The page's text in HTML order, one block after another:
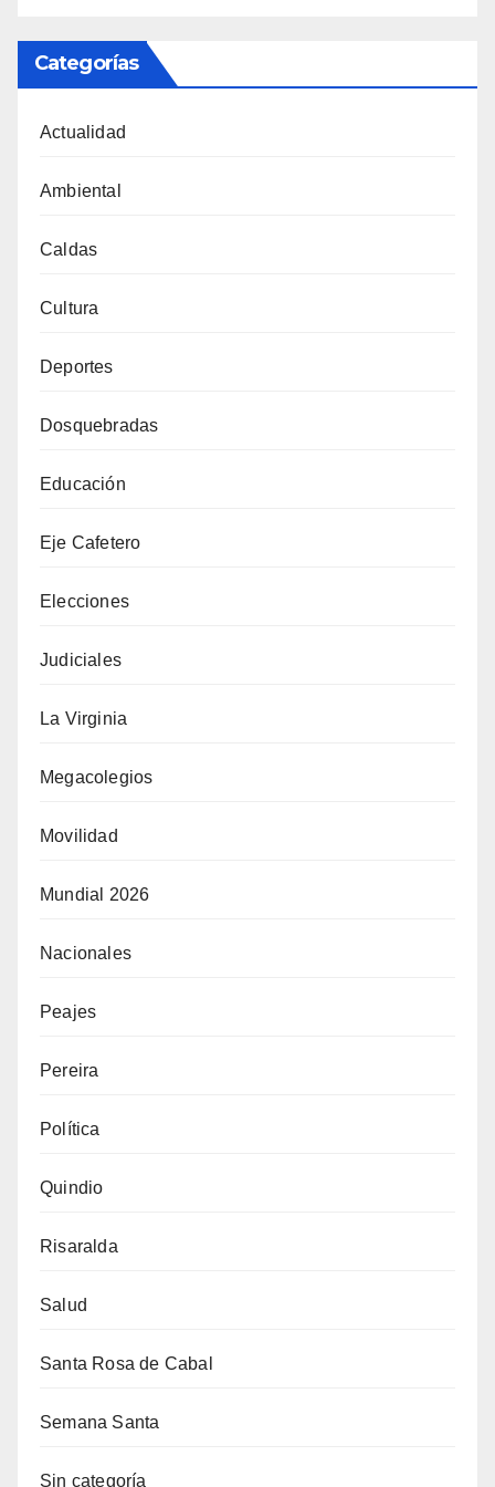
Categorías
Actualidad
Ambiental
Caldas
Cultura
Deportes
Dosquebradas
Educación
Eje Cafetero
Elecciones
Judiciales
La Virginia
Megacolegios
Movilidad
Mundial 2026
Nacionales
Peajes
Pereira
Política
Quindio
Risaralda
Salud
Santa Rosa de Cabal
Semana Santa
Sin categoría